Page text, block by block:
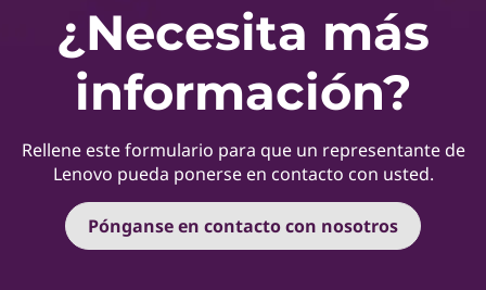
¿Necesita más
información?
Rellene este formulario para que un representante de
Lenovo pueda ponerse en contacto con usted.
Pónganse en contacto con nosotros